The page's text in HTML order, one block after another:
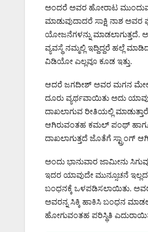
ಅಂದರೆ ಅವರ ಹೋರಾಟ
ಮಾಡುವುದಾದರೆ ಸಾಕ್ಷಿ ನಾಶ
ಯೋಜನೆಗಳನ್ನು ಮಾಡಲಾಗುತ್ತದೆ.
ವ್ಯವಸ್ಥೆ ನಮ್ಮಲ್ಲಿ ಇದ್ದಿದ್ದರೆ ಹಲ್ಲೆ
ವಿಡಿಯೋ ಎಲ್ಲವೂ ಕೂಡ ಇತ್ತು.
ಆದರೆ ಜಗದೀಶ್ ಅವರ ಮಗನ ಮೇಲೆ
ದೂರು ವ್ಯರ್ಥವಾಯಿತು ಅದು
ದಾಖಲಾಗುವ ರೀತಿಯಲ್ಲಿ
ಆಗಿರುವಂತಹ ಕಮಲ್ ಪಂಥ್
ದಾಖಲಾಗುತ್ತದೆ ಜೊತೆಗೆ ಸ್ಟ್ರಾಂಗ್
ಅಂದು ಭಾನುವಾರ ಜಾಮೀನು
ಇದರ ಯಾವುದೇ ಮುನ್ಸೂಚನೆ
ಬಂಧನಕ್ಕೆ ಒಳಪಡಿಸಲಾಯಿತು.
ಅವರನ್ನ ಸಿಕ್ಕಿ ಹಾಕಿಸಿ ಬಂಧನ
ಹೋಗುವಂತಹ ಪರಿಸ್ಥಿತಿ